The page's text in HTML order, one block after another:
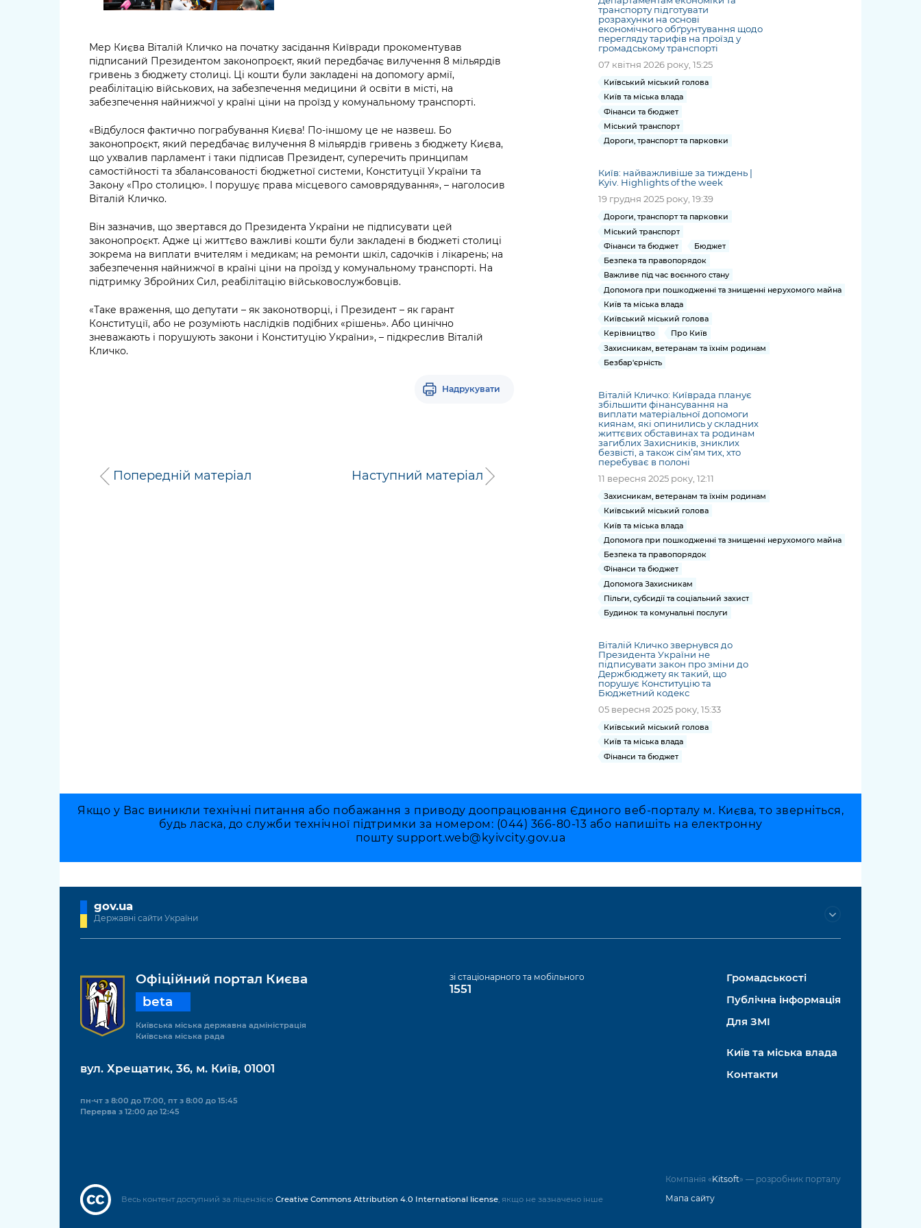
Мер Києва Віталій Кличко на початку засідання Київради прокоментував
підписаний Президентом законопроєкт, який передбачає вилучення 8 мільярдів
гривень з бюджету столиці. Ці кошти були закладені на допомогу армії,
реабілітацію військових, на забезпечення медицини й освіти в місті, на
забезпечення найнижчої у країні ціни на проїзд у комунальному транспорті.
«Відбулося фактично пограбування Києва! По-іншому це не назвеш. Бо
законопроєкт, який передбачає вилучення 8 мільярдів гривень з бюджету Києва,
що ухвалив парламент і таки підписав Президент, суперечить принципам
самостійності та збалансованості бюджетної системи, Конституції України та
Закону «Про столицю». І порушує права місцевого самоврядування», – наголосив
Віталій Кличко.
Він зазначив, що звертався до Президента України не підписувати цей
законопроєкт. Адже ці життєво важливі кошти були закладені в бюджеті столиці
зокрема на виплати вчителям і медикам; на ремонти шкіл, садочків і лікарень; на
забезпечення найнижчої в країні ціни на проїзд у комунальному транспорті. На
підтримку Збройних Сил, реабілітацію військовослужбовців.
«Таке враження, що депутати – як законотворці, і Президент – як гарант
Конституції, або не розуміють наслідків подібних «рішень». Або цинічно
зневажають і порушують закони і Конституцію України», – підкреслив Віталій
Кличко.
Надрукувати
Попередній матеріал Наступний матеріал
транспорту підготувати
розрахунки на основі
економічного обґрунтування щодо
перегляду тарифів на проїзд у
громадському транспорті
07 квітня 2026 року, 15:25
Київський міський голова
Київ та міська влада
Фінанси та бюджет
Міський транспорт
Дороги, транспорт та парковки
Київ: найважливіше за тиждень |
Kyiv. Highlights of the week
19 грудня 2025 року, 19:39
Дороги, транспорт та парковки
Міський транспорт
Фінанси та бюджет
Бюджет
Безпека та правопорядок
Важливе під час воєнного стану
Допомога при пошкодженні та знищенні нерухомого майна
Київ та міська влада
Київський міський голова
Керівництво
Про Київ
Захисникам, ветеранам та їхнім родинам
Безбар'єрність
Віталій Кличко: Київрада планує
збільшити фінансування на
виплати матеріальної допомоги
киянам, які опинились у складних
життєвих обставинах та родинам
загиблих Захисників, зниклих
безвісті, а також сім’ям тих, хто
перебуває в полоні
11 вересня 2025 року, 12:11
Захисникам, ветеранам та їхнім родинам
Київський міський голова
Київ та міська влада
Допомога при пошкодженні та знищенні нерухомого майна
Безпека та правопорядок
Фінанси та бюджет
Допомога Захисникам
Пільги, субсидії та соціальний захист
Будинок та комунальні послуги
Віталій Кличко звернувся до
Президента України не
підписувати закон про зміни до
Держбюджету як такий, що
порушує Конституцію та
Бюджетний кодекс
05 вересня 2025 року, 15:33
Київський міський голова
Київ та міська влада
Фінанси та бюджет
Якщо у Вас виникли технічні питання або побажання з приводу доопрацювання Єдиного веб-порталу м. Києва, то зверніться,
будь ласка, до служби технічної підтримки за номером: (044) 366-80-13 або напишіть на електронну
пошту support.web@kyivcity.gov.ua
gov.ua
Державні сайти України
Офіційний портал Києва
beta
Київська міська державна адміністрація
Київська міська рада
вул. Хрещатик, 36, м. Київ, 01001
пн-чт з 8:00 до 17:00, пт з 8:00 до 15:45
Перерва з 12:00 до 12:45
зі стаціонарного та мобільного
1551
Громадськості
Публічна інформація
Для ЗМІ
Київ та міська влада
Контакти
Компанія «Kitsoft» — розробник порталу
Мапа сайту
Весь контент доступний за ліцензією Creative Commons Attribution 4.0 International license, якщо не зазначено інше